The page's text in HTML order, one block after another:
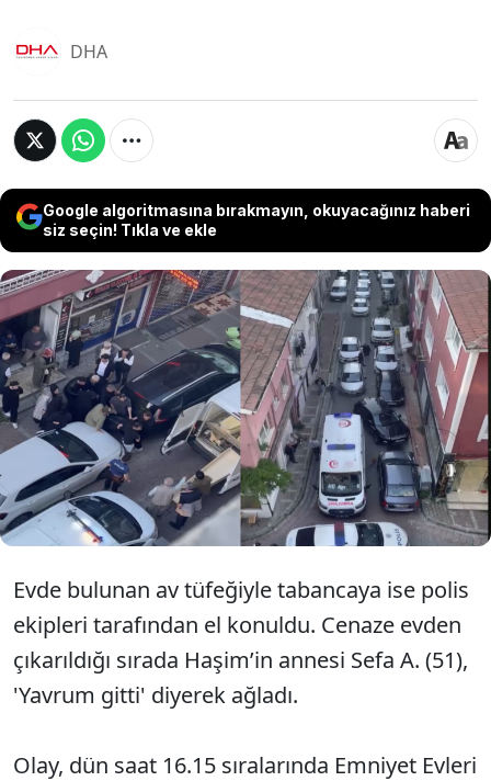
DHA
Google algoritmasına bırakmayın, okuyacağınız haberi
siz seçin! Tıkla ve ekle
Kapıthane’de bir bankada özel güvenlik görevlisi
olarak çalışan Oğuzhan Haşim (32), akşam
saatlerinde babası Faruk Haşim (58) ile yemek
yedikten sonra odasına geçti. Sabah işe giden Faruk
Haşim, akşam eve döndüğünde oğlunu odasında
yerde hareketsiz yatarken buldu. İhbar üzerine eve
gelen sağlık ekipleri Haşim’in hayatını kaybettiğini
belirledi. Vücudunda darp ve kesici alet izine
rastlanmayan Haşim’in ölümünü şüpheli bulunarak
soruşturma başlatıldı.
Evde bulunan av tüfeğiyle tabancaya ise polis
ekipleri tarafından el konuldu. Cenaze evden
çıkarıldığı sırada Haşim’in annesi Sefa A. (51),
'Yavrum gitti' diyerek ağladı.
Olay, dün saat 16.15 sıralarında Emniyet Evleri